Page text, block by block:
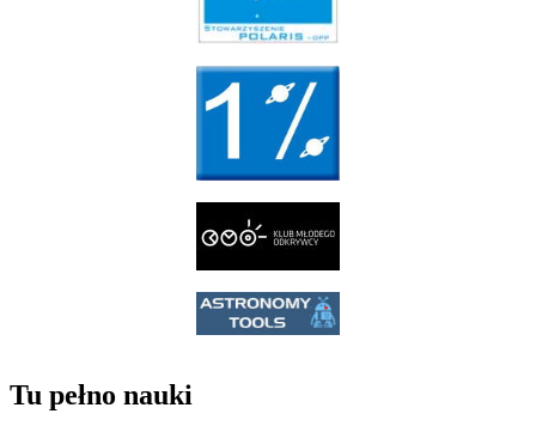
Tu pełno nauki